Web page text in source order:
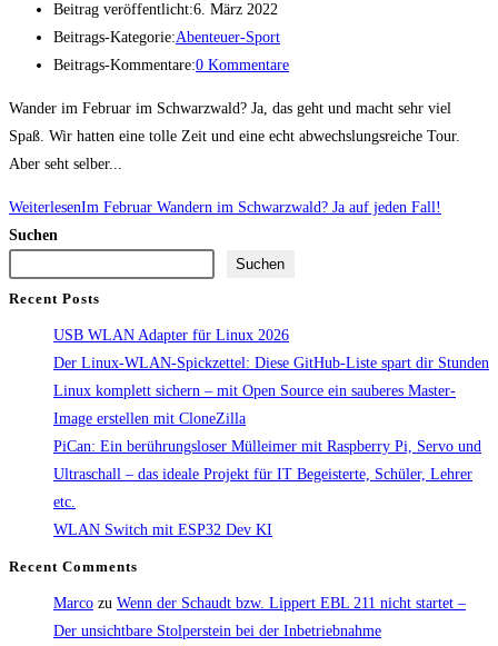
Beitrag veröffentlicht:6. März 2022
Beitrags-Kategorie:Abenteuer-Sport
Beitrags-Kommentare:0 Kommentare
Wander im Februar im Schwarzwald? Ja, das geht und macht sehr viel
Spaß. Wir hatten eine tolle Zeit und eine echt abwechslungsreiche Tour.
Aber seht selber...
WeiterlesenIm Februar Wandern im Schwarzwald? Ja auf jeden Fall!
Suchen
Suchen
Recent Posts
USB WLAN Adapter für Linux 2026
Der Linux-WLAN-Spickzettel: Diese GitHub-Liste spart dir Stunden
Linux komplett sichern – mit Open Source ein sauberes Master-
Image erstellen mit CloneZilla
PiCan: Ein berührungsloser Mülleimer mit Raspberry Pi, Servo und
Ultraschall – das ideale Projekt für IT Begeisterte, Schüler, Lehrer
etc.
WLAN Switch mit ESP32 Dev KI
Recent Comments
Marco zu Wenn der Schaudt bzw. Lippert EBL 211 nicht startet –
Der unsichtbare Stolperstein bei der Inbetriebnahme